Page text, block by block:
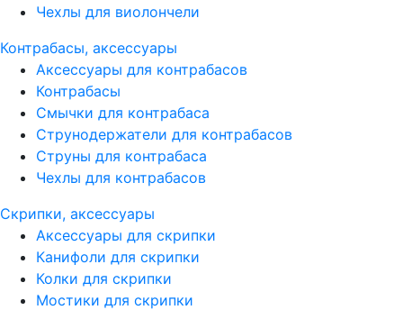
Чехлы для виолончели
Контрабасы, аксессуары
Аксессуары для контрабасов
Контрабасы
Смычки для контрабаса
Струнодержатели для контрабасов
Струны для контрабаса
Чехлы для контрабасов
Скрипки, аксессуары
Аксессуары для скрипки
Канифоли для скрипки
Колки для скрипки
Мостики для скрипки